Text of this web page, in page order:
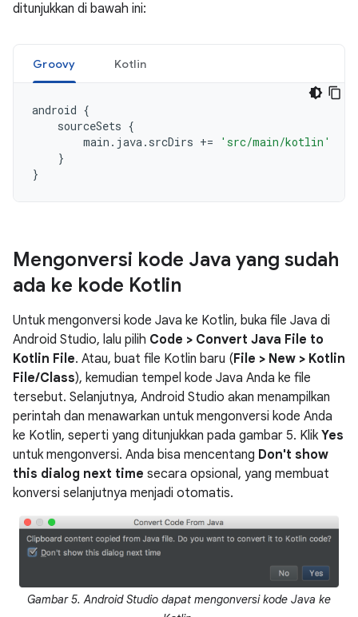
ditunjukkan di bawah ini:
Groovy Kotlin
android {
sourceSets {
main . java. srcDirs +=
'src/main/kotlin'
}
}
Mengonversi kode Java yang sudah
ada ke kode Kotlin
Untuk mengonversi kode Java ke Kotlin, buka file Java di
Android Studio, lalu pilih Code > Convert Java File to
Kotlin File. Atau, buat file Kotlin baru (File > New > Kotlin
File/Class), kemudian tempel kode Java Anda ke file
tersebut. Selanjutnya, Android Studio akan menampilkan
perintah dan menawarkan untuk mengonversi kode Anda
ke Kotlin, seperti yang ditunjukkan pada gambar 5. Klik Yes
untuk mengonversi. Anda bisa mencentang Don't show
this dialog next time secara opsional, yang membuat
konversi selanjutnya menjadi otomatis.
Gambar 5. Android Studio dapat mengonversi kode Java ke